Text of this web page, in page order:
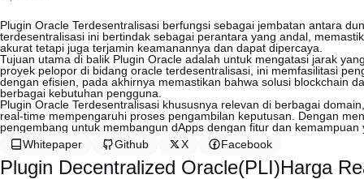
Plugin Oracle Terdesentralisasi berfungsi sebagai jembatan antara
terdesentralisasi ini bertindak sebagai perantara yang andal,
akurat tetapi juga terjamin keamanannya dan dapat dipercaya.
Tujuan utama di balik Plugin Oracle adalah untuk mengatasi jarak
proyek pelopor di bidang oracle terdesentralisasi, ini memfasilitasi
dengan efisien, pada akhirnya memastikan bahwa solusi blockchain
berbagai kebutuhan pengguna.
Plugin Oracle Terdesentralisasi khususnya relevan di berbagai
real-time mempengaruhi proses pengambilan keputusan. Dengan
pengembang untuk membangun dApps dengan fitur dan kemampuan
Whitepaper
Github X Facebook
Plugin Decentralized Oracle(PLI)Harga